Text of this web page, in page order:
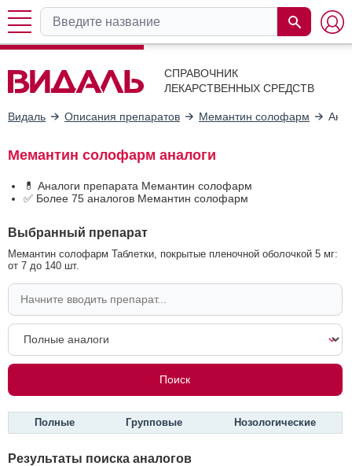
СПРАВОЧНИК
ЛЕКАРСТВЕННЫХ СРЕДСТВ
Видаль Описания препаратов Мемантин солофарм
Мемантин солофарм аналоги
💊 Аналоги препарата Мемантин солофарм
✅ Более 75 аналогов Мемантин солофарм
Выбранный препарат
Мемантин солофарм Таблетки, покрытые пленочной оболочкой 5 мг:
от 7 до 140 шт.
Полные Групповые Нозологические
Результаты поиска аналогов